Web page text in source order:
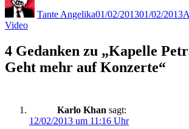
Tante Angelika01/02/201301/02/2013
Video
4 Gedanken zu „Kapelle
Geht mehr auf Konzerte“
Karlo Khan sagt:
12/02/2013 um 11:16 Uhr